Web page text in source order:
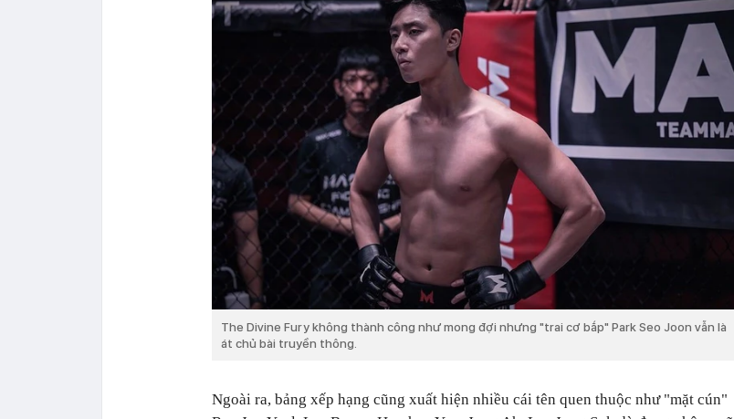
The Divine Fury không thành công như mong đợi nhưng "trai cơ bắp" Park Seo Joon vẫn là
át chủ bài truyền thông.
Ngoài ra, bảng xếp hạng cũng xuất hiện nhiều cái tên quen thuộc như "mặt cún"